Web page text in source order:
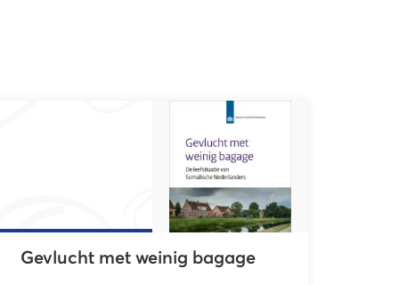
Gevlucht met weinig bagage